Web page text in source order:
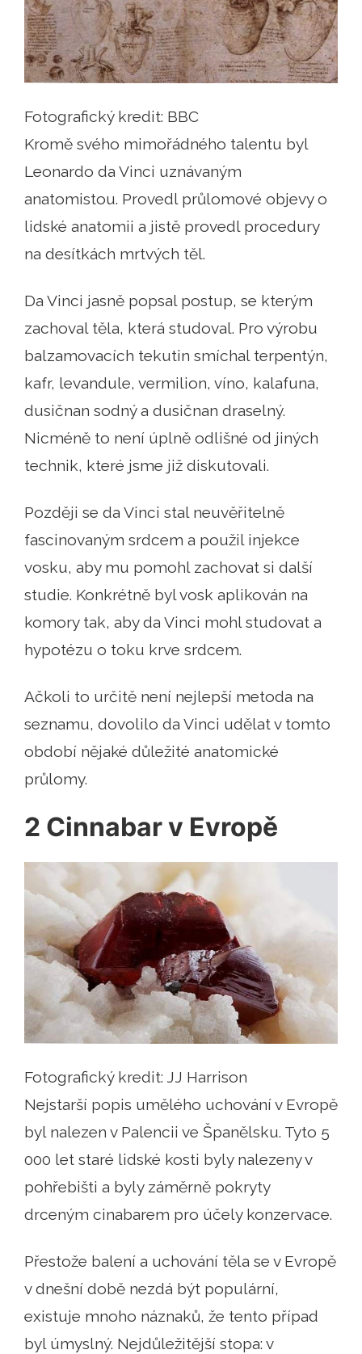
Fotografický kredit: BBC
Kromě svého mimořádného talentu byl
Leonardo da Vinci uznávaným
anatomistou. Provedl průlomové objevy o
lidské anatomii a jistě provedl procedury
na desítkách mrtvých těl.
Da Vinci jasně popsal postup, se kterým
zachoval těla, která studoval. Pro výrobu
balzamovacích tekutin smíchal terpentýn,
kafr, levandule, vermilion, víno, kalafuna,
dusičnan sodný a dusičnan draselný.
Nicméně to není úplně odlišné od jiných
technik, které jsme již diskutovali.
Později se da Vinci stal neuvěřitelně
fascinovaným srdcem a použil injekce
vosku, aby mu pomohl zachovat si další
studie. Konkrétně byl vosk aplikován na
komory tak, aby da Vinci mohl studovat a
hypotézu o toku krve srdcem.
Ačkoli to určitě není nejlepší metoda na
seznamu, dovolilo da Vinci udělat v tomto
období nějaké důležité anatomické
průlomy.
2 Cinnabar v Evropě
Fotografický kredit: JJ Harrison
Nejstarší popis umělého uchování v Evropě
byl nalezen v Palencii ve Španělsku. Tyto 5
000 let staré lidské kosti byly nalezeny v
pohřebišti a byly záměrně pokryty
drceným cinabarem pro účely konzervace.
Přestože balení a uchování těla se v Evropě
v dnešní době nezdá být populární,
existuje mnoho náznaků, že tento případ
byl úmyslný. Nejdůležitější stopa: v